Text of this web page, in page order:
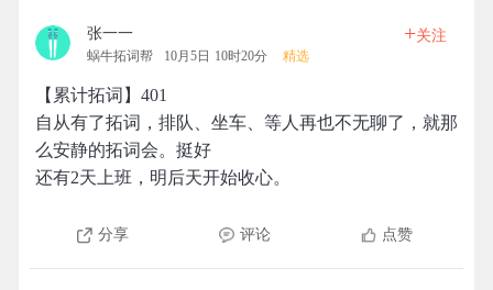
张一一
蜗牛拓词帮 10月5日 10时20分 精选
+关注
【累计拓词】401
自从有了拓词，排队、坐车、等人再也不无聊了，就那
么安静的拓词会。挺好
还有2天上班，明后天开始收心。
分享 评论 点赞